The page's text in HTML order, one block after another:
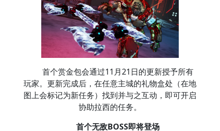
首个赏金包会通过11月21日的更新授予所有
玩家。更新完成后，在任意主城的礼物盒处（在地
图上会标记为新任务）找到并与之互动，即可开启
协助拉西的任务。
首个无敌BOSS即将登场